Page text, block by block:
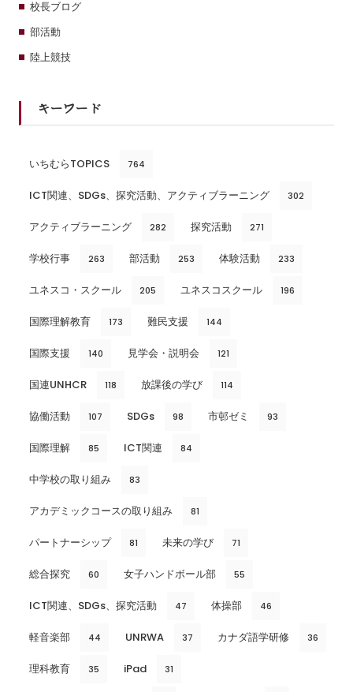
校長ブログ
部活動
陸上競技
キーワード
いちむらTOPICS 764
ICT関連、SDGs、探究活動、アクティブラーニング 302
アクティブラーニング 282 探究活動 271
学校行事 263 部活動 253 体験活動 233
ユネスコ・スクール 205 ユネスコスクール 196
国際理解教育 173 難民支援 144
国際支援 140 見学会・説明会 121
国連UNHCR 118 放課後の学び 114
協働活動 107 SDGs 98 市邨ゼミ 93
国際理解 85 ICT関連 84
中学校の取り組み 83
アカデミックコースの取り組み 81
パートナーシップ 81 未来の学び 71
総合探究 60 女子ハンドボール部 55
ICT関連、SDGs、探究活動 47 体操部 46
軽音楽部 44 UNRWA 37 カナダ語学研修 36
理科教育 35 iPad 31